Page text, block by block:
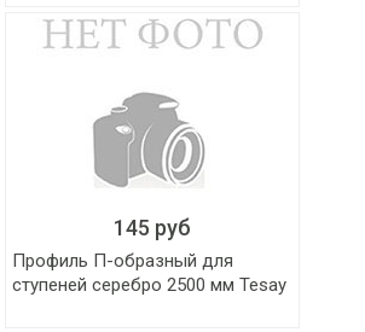
145 руб
Профиль П-образный для
ступеней серебро 2500 мм Tesay